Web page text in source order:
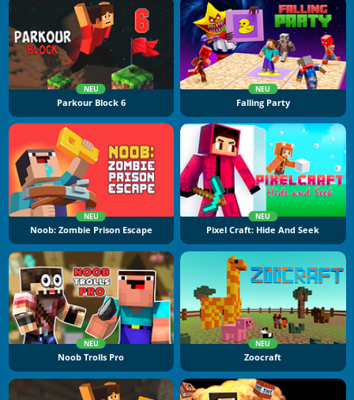
NEU
Parkour Block 6
NEU
Falling Party
NEU
Noob: Zombie Prison Escape
NEU
Pixel Craft: Hide And Seek
NEU
Noob Trolls Pro
NEU
Zoocraft